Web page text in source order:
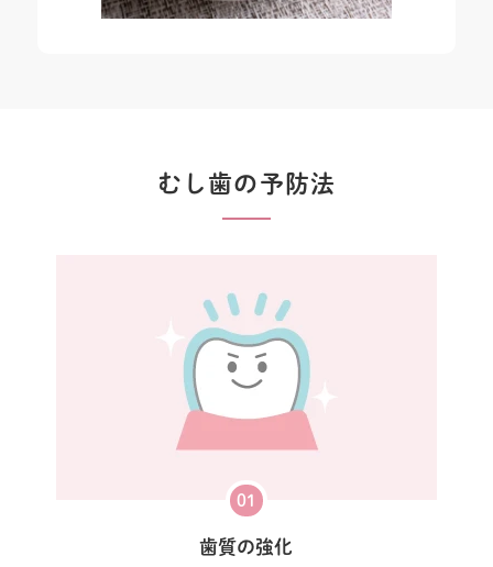
むし歯の予防法
01
歯質の強化